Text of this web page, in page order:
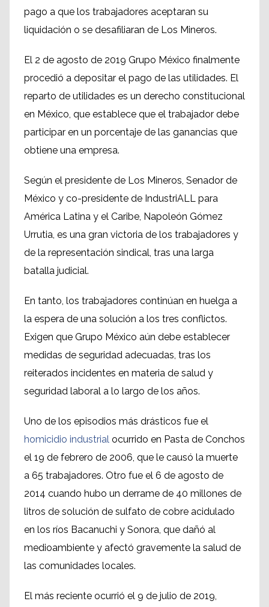
pago a que los trabajadores aceptaran su
liquidación o se desafiliaran de Los Mineros.
El 2 de agosto de 2019 Grupo México finalmente
procedió a depositar el pago de las utilidades. El
reparto de utilidades es un derecho constitucional
en México, que establece que el trabajador debe
participar en un porcentaje de las ganancias que
obtiene una empresa.
Según el presidente de Los Mineros, Senador de
México y co-presidente de IndustriALL para
América Latina y el Caribe, Napoleón Gómez
Urrutia, es una gran victoria de los trabajadores y
de la representación sindical, tras una larga
batalla judicial.
En tanto, los trabajadores continúan en huelga a
la espera de una solución a los tres conflictos.
Exigen que Grupo México aún debe establecer
medidas de seguridad adecuadas, tras los
reiterados incidentes en materia de salud y
seguridad laboral a lo largo de los años.
Uno de los episodios más drásticos fue el
homicidio industrial ocurrido en Pasta de Conchos
el 19 de febrero de 2006, que le causó la muerte
a 65 trabajadores. Otro fue el 6 de agosto de
2014 cuando hubo un derrame de 40 millones de
litros de solución de sulfato de cobre acidulado
en los ríos Bacanuchi y Sonora, que dañó al
medioambiente y afectó gravemente la salud de
las comunidades locales.
El más reciente ocurrió el 9 de julio de 2019,